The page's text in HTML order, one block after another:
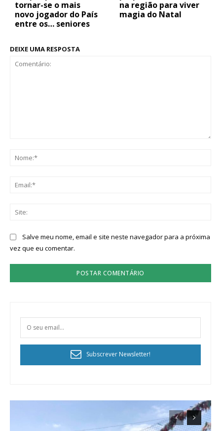
tornar-se o mais
novo jogador do País
entre os… seniores
na região para viver
magia do Natal
DEIXE UMA RESPOSTA
Salve meu nome, email e site neste navegador para a próxima
vez que eu comentar.
Subscrever Newsletter!